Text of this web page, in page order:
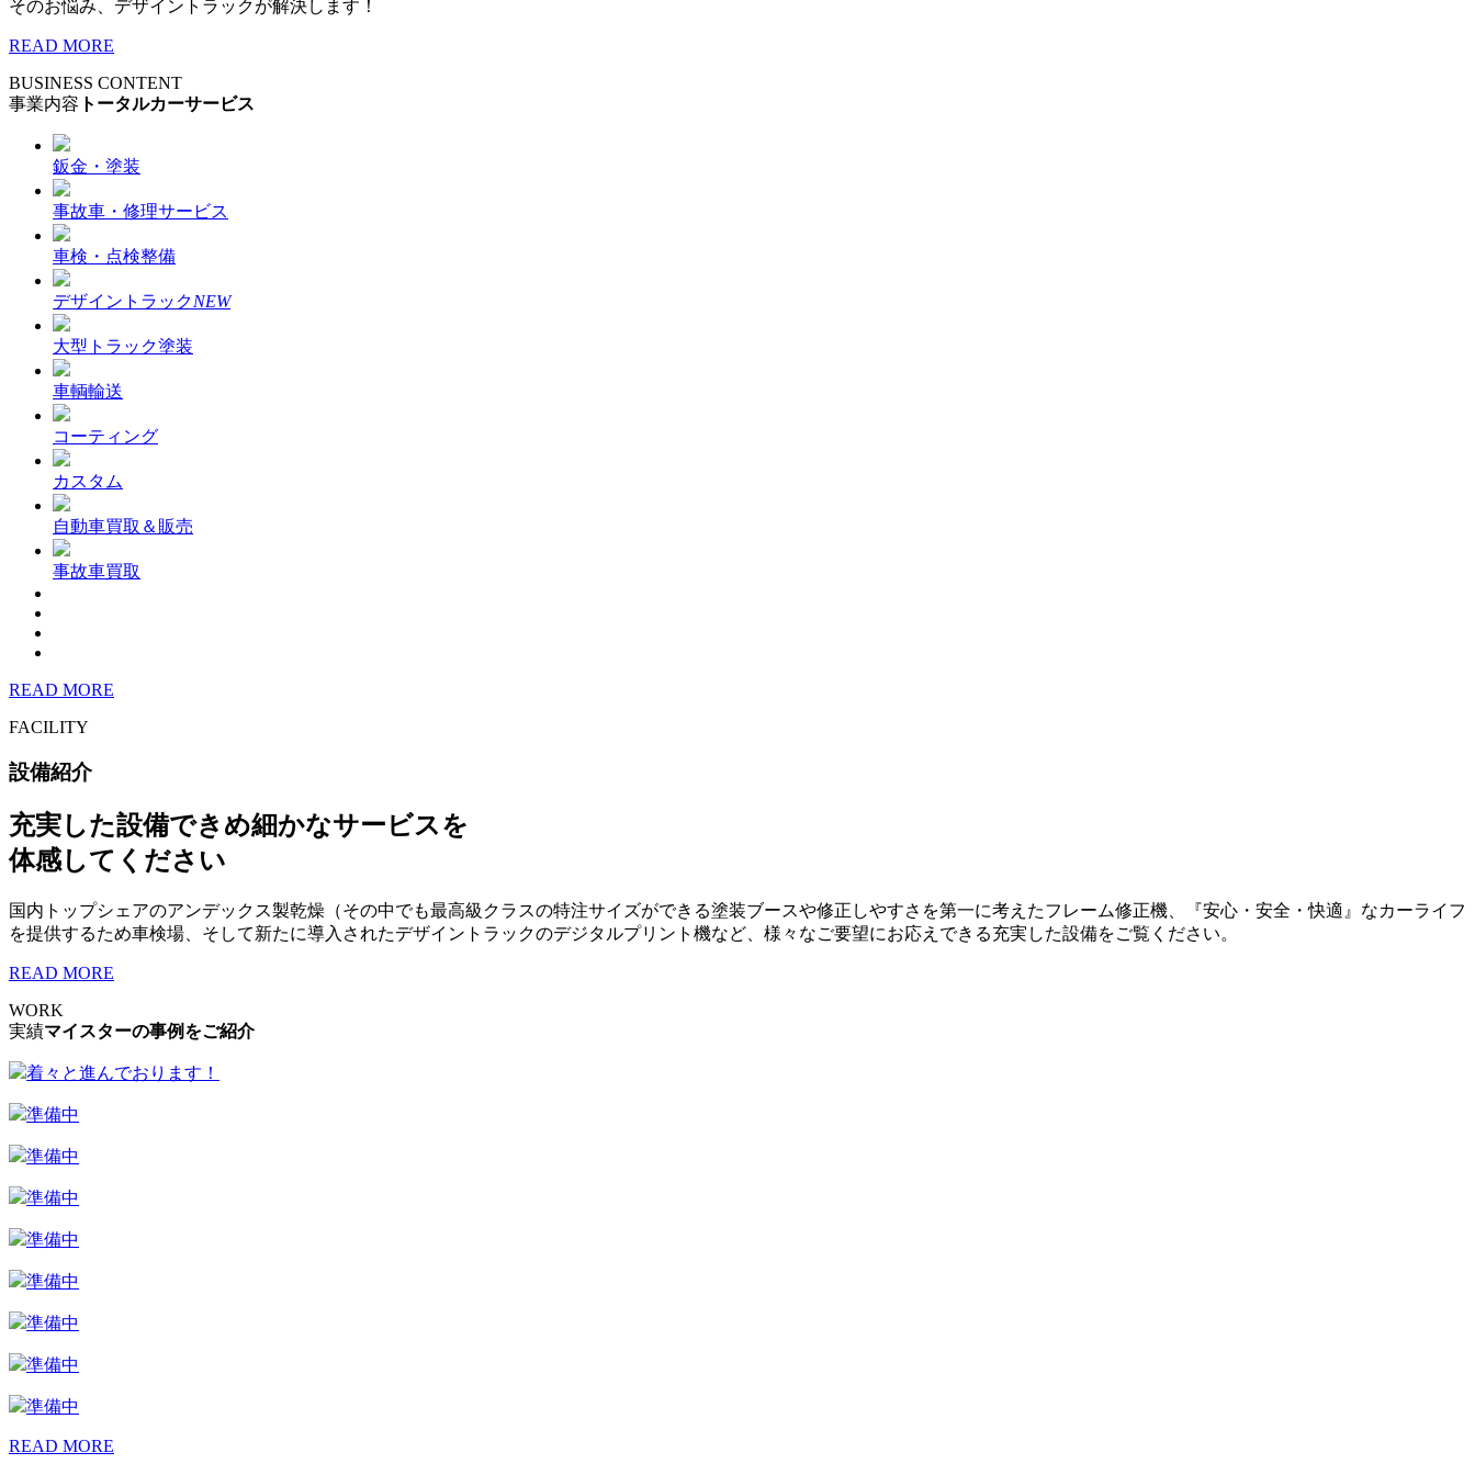
そのお悩み、デザイントラックが解決します！
READ MORE
BUSINESS CONTENT
事業内容 トータルカーサービス
鈑金・塗装
事故車・修理サービス
車検・点検整備
デザイントラックNEW
大型トラック塗装
車輌輸送
コーティング
カスタム
自動車買取＆販売
事故車買取
READ MORE
FACILITY
設備紹介
充実した設備できめ細かなサービスを
体感してください
国内トップシェアのアンデックス製乾燥（その中でも最高級クラスの特注サイズができる塗装ブースや修正しやすさを第一に考えたフレーム修正機、『安心・安全・快適』なカーライフ
を提供するため車検場、そして新たに導入されたデザイントラックのデジタルプリント機など、様々なご要望にお応えできる充実した設備をご覧ください。
READ MORE
WORK
実績マイスターの事例をご紹介
着々と進んでおります！
準備中
準備中
準備中
準備中
準備中
準備中
準備中
準備中
READ MORE